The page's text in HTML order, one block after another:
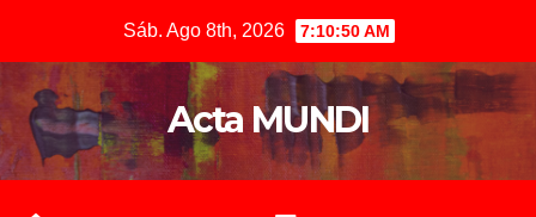
content
Sáb. Ago 8th, 2026 7:10:51 AM
Acta MUNDI